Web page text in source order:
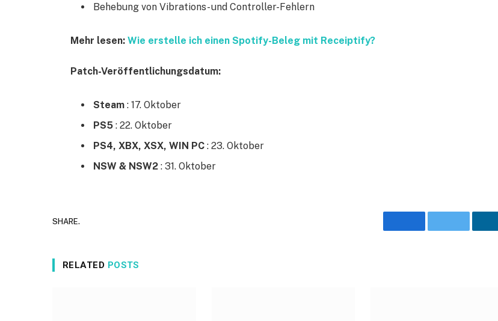
Behebung von Vibrations- und Controller-Fehlern
Mehr lesen:Wie erstelle ich einen Spotify-Beleg mit Receiptify?
Patch-Veröffentlichungsdatum:
Steam : 17. Oktober
PS5 : 22. Oktober
PS4, XBX, XSX, WIN PC : 23. Oktober
NSW & NSW2 : 31. Oktober
SHARE.
FacebookTwitter
RELATED POSTS